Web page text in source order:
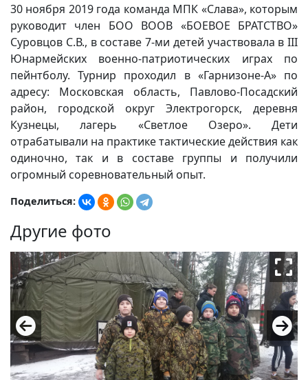
30 ноября 2019 года команда МПК «Слава», которым
руководит член БОО ВООВ «БОЕВОЕ БРАТСТВО»
Суровцов С.В., в составе 7-ми детей участвовала в III
Юнармейских военно-патриотических играх по
пейнтболу. Турнир проходил в «Гарнизоне-А» по
адресу: Московская область, Павлово-Посадский
район, городской округ Электрогорск, деревня
Кузнецы, лагерь «Светлое Озеро». Дети
отрабатывали на практике тактические действия как
одиночно, так и в составе группы и получили
огромный соревновательный опыт.
Поделиться:
Другие фото